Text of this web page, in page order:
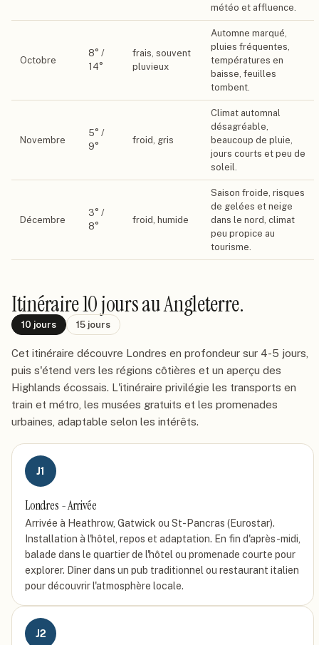
météo et affluence.
Octobre
8° /
14°
frais, souvent
pluvieux
Automne marqué,
pluies fréquentes,
températures en
baisse, feuilles
tombent.
Novembre
5° /
9°
froid, gris
Climat automnal
désagréable,
beaucoup de pluie,
jours courts et peu de
soleil.
Décembre
3° /
8°
froid, humide
Saison froide, risques
de gelées et neige
dans le nord, climat
peu propice au
tourisme.
Itinéraire10 joursau Angleterre.
10 jours 15 jours
Cet itinéraire découvre Londres en profondeur sur 4-5 jours,
puis s'étend vers les régions côtières et un aperçu des
Highlands écossais. L'itinéraire privilégie les transports en
train et métro, les musées gratuits et les promenades
urbaines, adaptable selon les intérêts.
J1
Londres - Arrivée
Arrivée à Heathrow, Gatwick ou St-Pancras (Eurostar).
Installation à l'hôtel, repos et adaptation. En fin d'après-midi,
balade dans le quartier de l'hôtel ou promenade courte pour
explorer. Dîner dans un pub traditionnel ou restaurant italien
pour découvrir l'atmosphère locale.
J2